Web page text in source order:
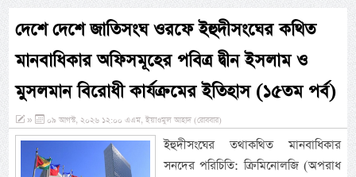
দেশে দেশে জাতিসংঘ ওরফে ইহুদীসংঘের কথিত
মানবাধিকার অফিসমূহের পবিত্র দ্বীন ইসলাম ও
মুসলমান বিরোধী কার্যক্রমের ইতিহাস (১৫তম পর্ব)
» ০৯ আগস্ট, ২০২৬ ১২:০০ এএম, ইয়াওমুল আহাদ (রোববার)
ইহুদীসংঘের তথাকথিত মানবাধিকার
সনদের পরিচিতি: ক্রিমিনোলজি (অপরাধ